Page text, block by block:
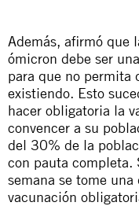
Además, afirmó que
ómicron debe ser
para que no permita
existiendo. Esto
hacer obligatoria la
convencer a su
del 30% de la
con pauta completa.
semana se tome
vacunación